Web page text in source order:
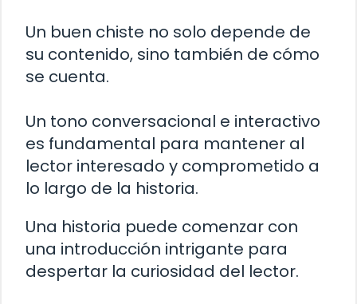
Un buen chiste no solo depende de
su contenido, sino también de cómo
se cuenta.
Un tono conversacional e interactivo
es fundamental para mantener al
lector interesado y comprometido a
lo largo de la historia.
Una historia puede comenzar con
una introducción intrigante para
despertar la curiosidad del lector.